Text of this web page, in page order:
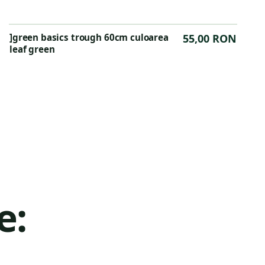
]green basics trough 60cm culoarea
leaf green
55,00 RON